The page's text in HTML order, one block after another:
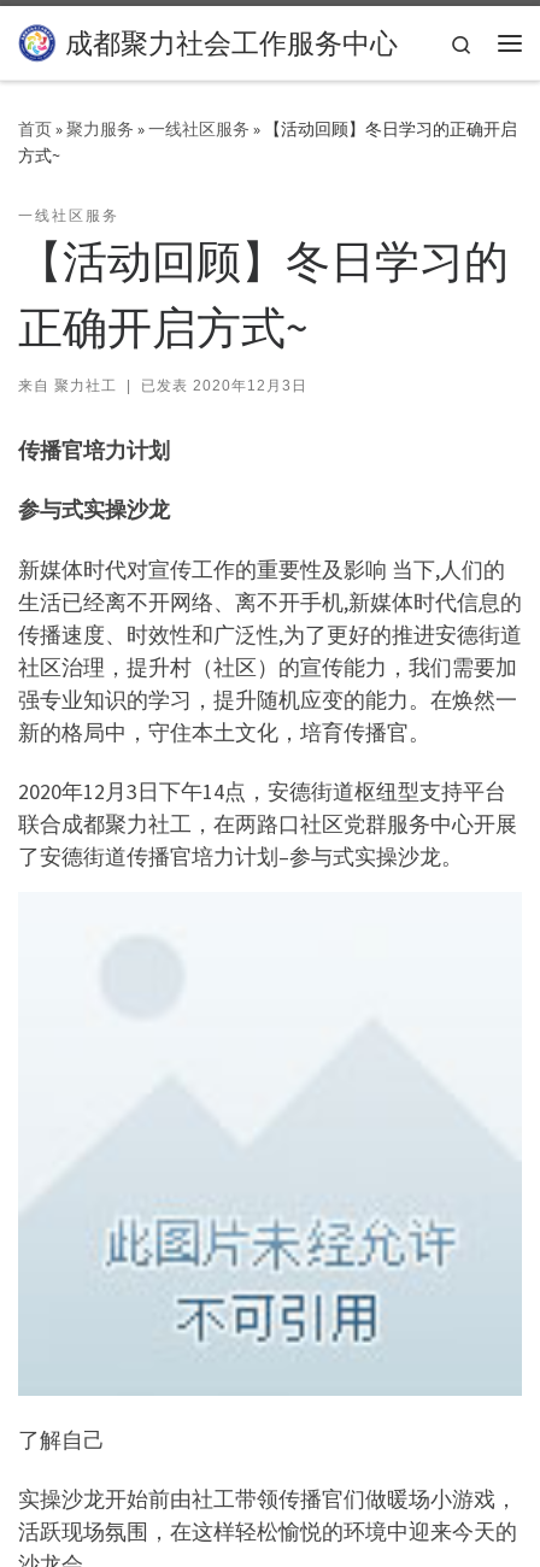
Skip to content
成都聚力社会工作服务中心
Search
首页»聚力服务 »一线社区服务 »
【活动回顾】冬日学习的正确开启
方式~
一线社区服务
【活动回顾】冬日学习的
正确开启方式~
来自 聚力社工 | 已发表 2020年12月3日
传播官培力计划
参与式实操沙龙
新媒体时代对宣传工作的重要性及影响 当下,人们的
生活已经离不开网络、离不开手机,新媒体时代信息的
传播速度、时效性和广泛性,为了更好的推进安德街道
社区治理，提升村（社区）的宣传能力，我们需要加
强专业知识的学习，提升随机应变的能力。在焕然一
新的格局中，守住本土文化，培育传播官。
2020年12月3日下午14点，安德街道枢纽型支持平台
联合成都聚力社工，在两路口社区党群服务中心开展
了安德街道传播官培力计划–参与式实操沙龙。
了解自己
实操沙龙开始前由社工带领传播官们做暖场小游戏，
活跃现场氛围，在这样轻松愉悦的环境中迎来今天的